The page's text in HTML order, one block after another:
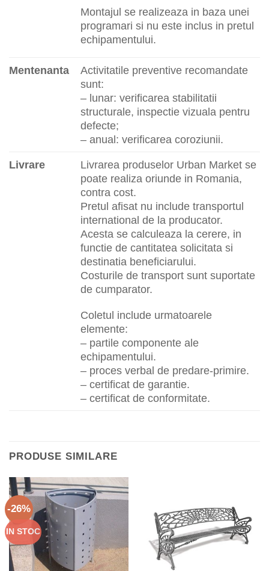
Montajul se realizeaza in baza unei
programari si nu este inclus in pretul
echipamentului.
Mentenanta
Activitatile preventive recomandate
sunt:
– lunar: verificarea stabilitatii
structurale, inspectie vizuala pentru
defecte;
– anual: verificarea coroziunii.
Livrare
Livrarea produselor Urban Market se
poate realiza oriunde in Romania,
contra cost.
Pretul afisat nu include transportul
international de la producator.
Acesta se calculeaza la cerere, in
functie de cantitatea solicitata si
destinatia beneficiarului.
Costurile de transport sunt suportate
de cumparator.
Coletul include urmatoarele
elemente:
– partile componente ale
echipamentului.
– proces verbal de predare-primire.
– certificat de garantie.
– certificat de conformitate.
PRODUSE SIMILARE
-26%
IN STOC